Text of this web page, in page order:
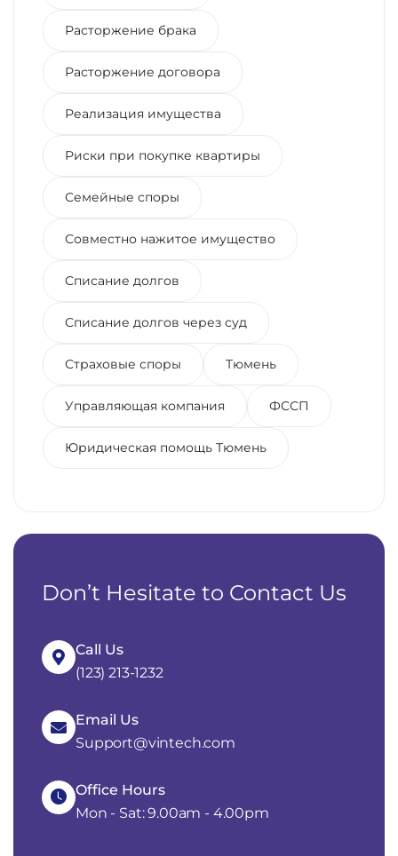
Расторжение брака
Расторжение договора
Реализация имущества
Риски при покупке квартиры
Семейные споры
Совместно нажитое имущество
Списание долгов
Списание долгов через суд
Страховые споры Тюмень
Управляющая компания ФССП
Юридическая помощь Тюмень
Don’t Hesitate to Contact Us
Call Us
(123) 213-1232
Email Us
Support@vintech.com
Office Hours
Mon - Sat: 9.00am - 4.00pm